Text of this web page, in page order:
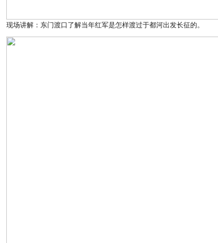
现场讲解：东门渡口了解当年红军是怎样渡过于都河出发长征的。